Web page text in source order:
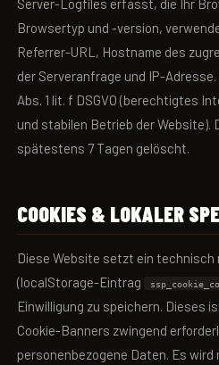
Server-Logfiles erfasst, die Ihr
Browsertyp und -version,
Referrer-URL, Hostname des
der Serveranfrage und IP-
Abs. 1 lit. f DSGVO (berechtigtes
und stabilen Betrieb der Website).
spätestens 7 Tagen gelöscht.
COOKIES & LOKALER
Diese Website setzt ein technisch
(localStorage-Eintrag
Einwilligung zu speichern. Dieses
Cookie-Banners zwingend
personenbezogene Daten. Es